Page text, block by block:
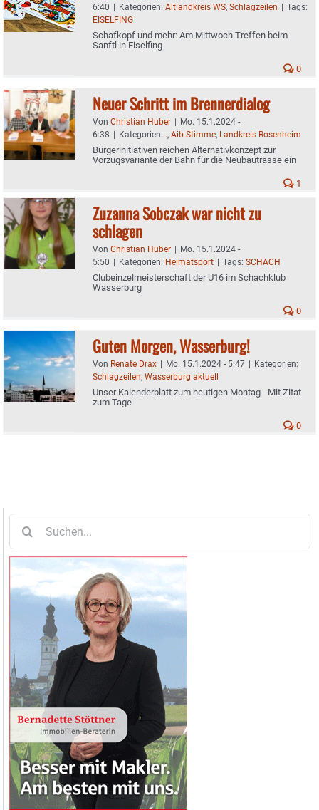
6:40 | Kategorien: Altlandkreis WS, Schlagzeilen | Tags:
EISELFING
Schafkopf und mehr: Am Mittwoch Treffen beim
Sanftl in Eiselfing
0
Neuer Schritt im Brennerdialog
Von Christian Huber | Mo. 15.1.2024 -
6:38 | Kategorien: ., Aib-Stimme, Landkreis Rosenheim
Bürgerinitiativen reichen Alternativkonzept zur
Vorzugsvariante der Bahn für die Neubautrasse ein
1
Zuzanna Sobczak war nicht zu
schlagen
Von Christian Huber | Mo. 15.1.2024 -
5:50 | Kategorien: Heimatsport | Tags: SCHACH
Clubeinzelmeisterschaft der U16 im Schachklub
Wasserburg
0
Guten Morgen, Wasserburg!
Von Renate Drax | Mo. 15.1.2024 - 5:47 | Kategorien:
Schlagzeilen, Wasserburg aktuell
Unser Kalenderblatt zum heutigen Montag - Mit Zitat
zum Tage
0
nach: